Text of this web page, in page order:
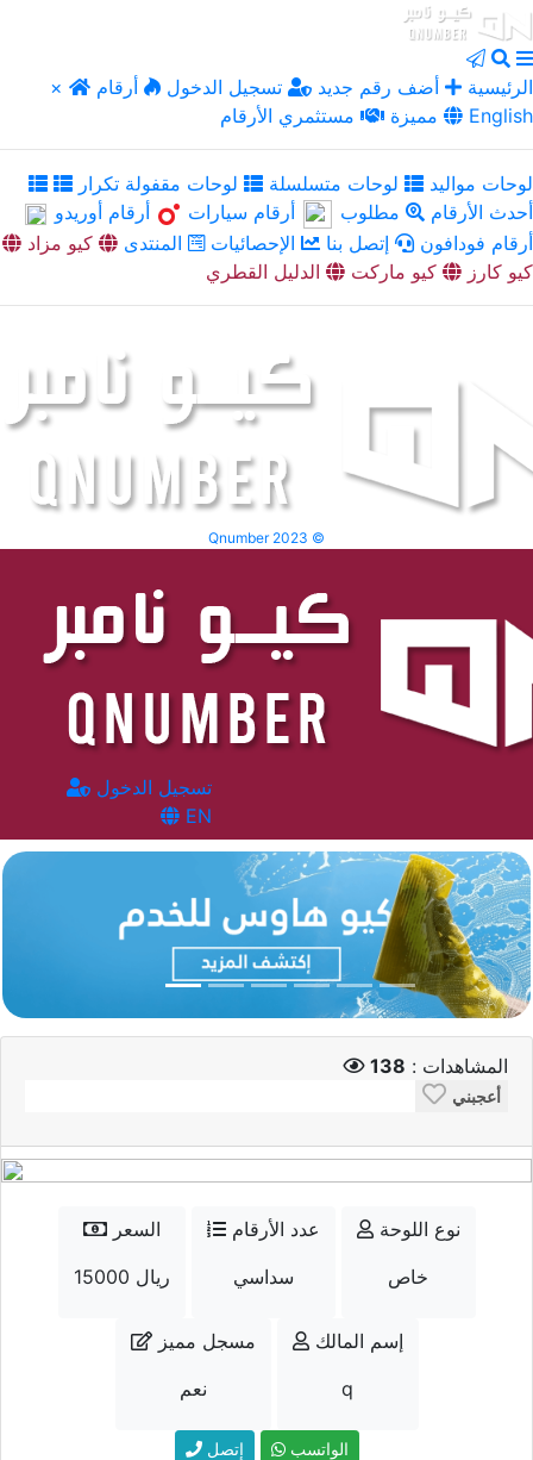
× الرئيسية أضف رقم جديد تسجيل الدخول
أرقام
مميزة
مستثمري الأرقام English
لوحات مواليد لوحات متسلسلة
لوحات مقفولة تكرار
أحدث الأرقام
مطلوب أرقام سيارات
أرقام أوريدو
أرقام فودافون
إتصل بنا الإحصائيات المنتدى
كيو مزاد
كيو كارز
كيو ماركت الدليل القطري
Qnumber 2023 ©
تسجيل الدخول
EN